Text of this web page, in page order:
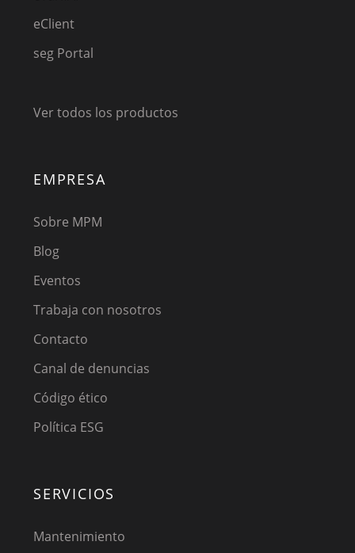
eClient
seg Portal
Ver todos los productos
EMPRESA
Sobre MPM
Blog
Eventos
Trabaja con nosotros
Contacto
Canal de denuncias
Código ético
Política ESG
SERVICIOS
Mantenimiento